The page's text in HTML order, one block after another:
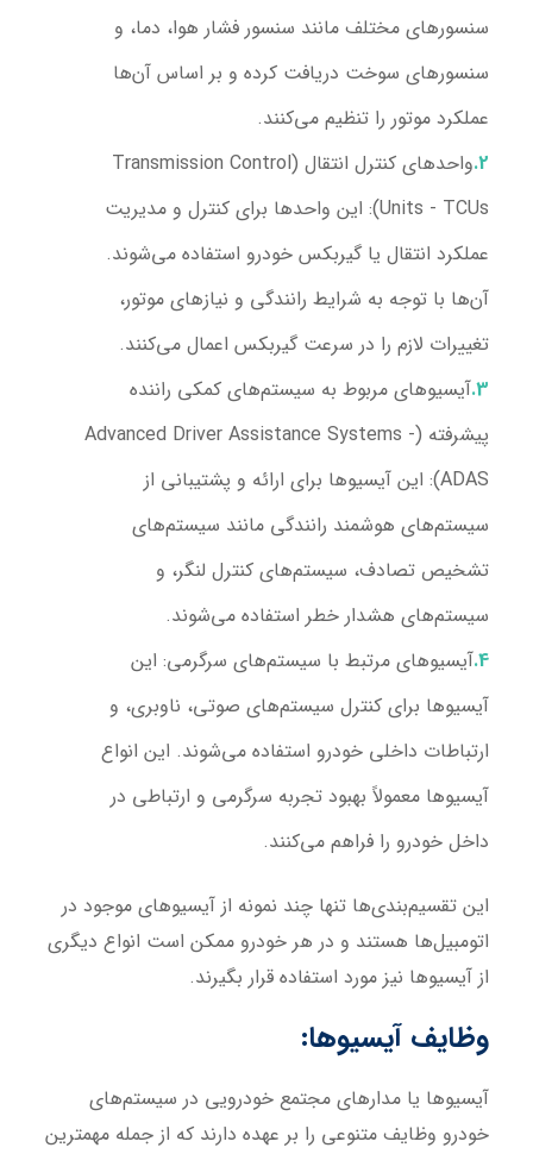
سنسورهای مختلف مانند سنسور فشار هوا، دما، و
سنسورهای سوخت دریافت کرده و بر اساس آن‌ها
عملکرد موتور را تنظیم می‌کنند.
واحدهای کنترل انتقال (Transmission Control
Units - TCUs): این واحدها برای کنترل و مدیریت
عملکرد انتقال یا گیربکس خودرو استفاده می‌شوند.
آن‌ها با توجه به شرایط رانندگی و نیازهای موتور،
تغییرات لازم را در سرعت گیربکس اعمال می‌کنند.
آیسیوهای مربوط به سیستم‌های کمکی راننده
پیشرفته (Advanced Driver Assistance Systems -
ADAS): این آیسیوها برای ارائه و پشتیبانی از
سیستم‌های هوشمند رانندگی مانند سیستم‌های
تشخیص تصادف، سیستم‌های کنترل لنگر، و
سیستم‌های هشدار خطر استفاده می‌شوند.
آیسیوهای مرتبط با سیستم‌های سرگرمی: این
آیسیوها برای کنترل سیستم‌های صوتی، ناوبری، و
ارتباطات داخلی خودرو استفاده می‌شوند. این انواع
آیسیوها معمولاً بهبود تجربه سرگرمی و ارتباطی در
داخل خودرو را فراهم می‌کنند.
این تقسیم‌بندی‌ها تنها چند نمونه از آیسیوهای موجود در
اتومبیل‌ها هستند و در هر خودرو ممکن است انواع دیگری
از آیسیوها نیز مورد استفاده قرار بگیرند.
وظایف آیسیوها:
آیسیوها یا مدارهای مجتمع خودرویی در سیستم‌های
خودرو وظایف متنوعی را بر عهده دارند که از جمله مهمترین